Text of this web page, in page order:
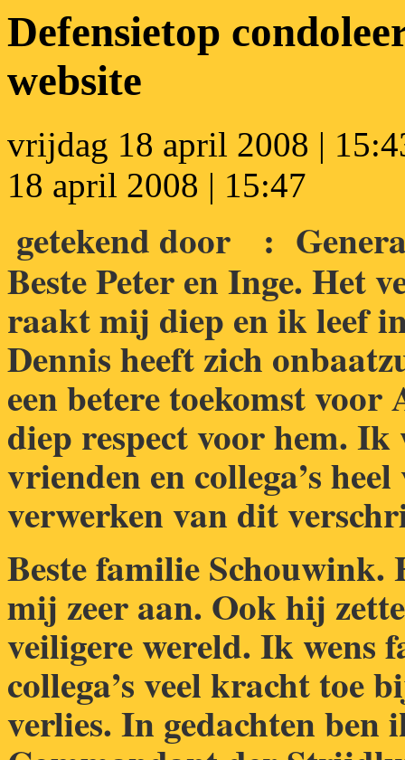
Defensietop
website
vrijdag 18 april 2008 |
18 april 2008 | 15:47
getekend door :
Beste Peter en Inge. Het
raakt mij diep en ik leef
Dennis heeft zich
een betere toekomst
diep respect voor hem.
vrienden en collega’s
verwerken van dit
Beste familie
mij zeer aan. Ook hij
veiligere wereld. Ik wens
collega’s veel kracht toe
verlies. In gedachten